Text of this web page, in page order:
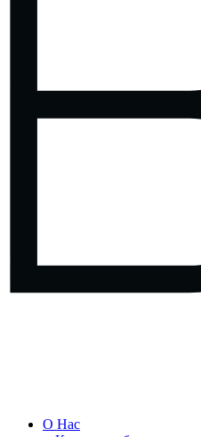
О Нас